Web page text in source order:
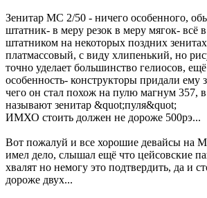
Зенитар МС 2/50 - ничего особенного,
штатник- в меру резок в меру мягок- всё
штатником на некоторых поздних
платмассовый, с виду хлипенький, но
точно уделает большинство гелиосов,
особенность- конструкторы придали ему
чего он стал похож на пулю магнум 357, в
называют зенитар &quot;пуля&quot;
ИМХО стоить должен не дороже 500рэ...
Вот пожалуй и все хорошие девайсы на
имел дело, слышал ещё что цейсовские
хвалят но немогу это подтвердить, да и
дороже двух...